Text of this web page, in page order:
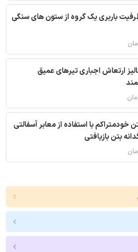
باربری یک گروه از ستون های سنگی
ارتعاش اجباری تیرهای عمیق
خودمتراکم با استفاده از معابر آسفالتی
بتن بازیافتی